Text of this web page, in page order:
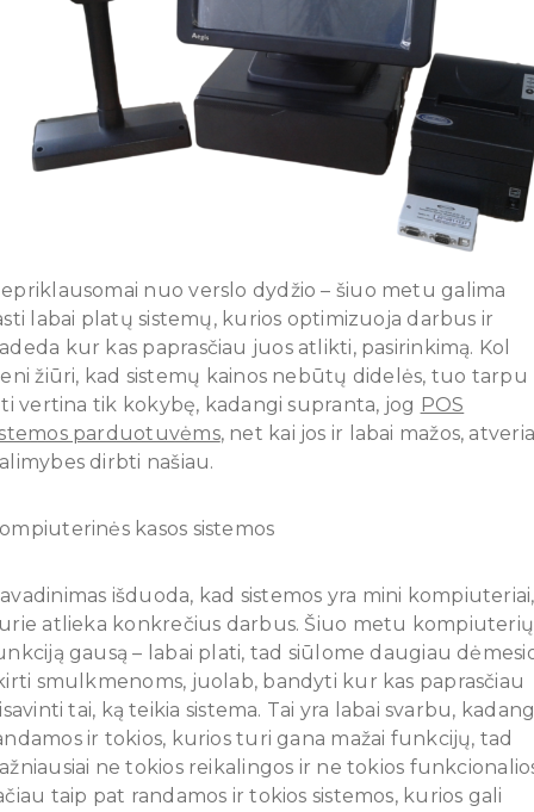
nuo verslo dydžio – šiuo metu galima
labai platų sistemų, kurios optimizuoja darbus ir
kur kas paprasčiau juos atlikti, pasirinkimą. Kol
žiūri, kad sistemų kainos nebūtų didelės, tuo tarpu
vertina tik kokybę, kadangi supranta, jog POS
parduotuvėms, net kai jos ir labai mažos,
dirbti našiau.
kasos sistemos
išduoda, kad sistemos yra mini kompiuteriai,
atlieka konkrečius darbus. Šiuo metu kompiuterių
gausą – labai plati, tad siūlome daugiau
smulkmenoms, juolab, bandyti kur kas paprasčiau
tai, ką teikia sistema. Tai yra labai svarbu,
ir tokios, kurios turi gana mažai funkcijų, tad
ne tokios reikalingos ir ne tokios
taip pat randamos ir tokios sistemos, kurios gali